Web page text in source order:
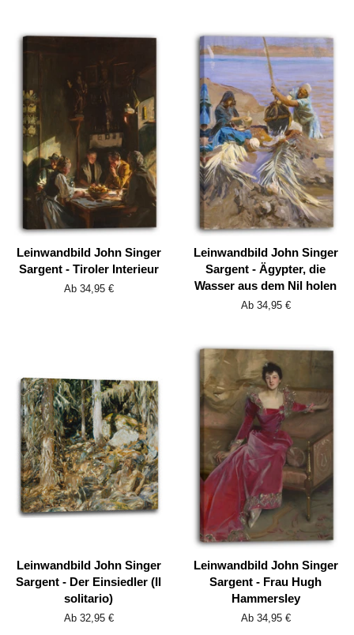
Leinwandbild John Singer
Sargent - Tiroler Interieur
Ab 34,95 €
Leinwandbild John Singer
Sargent - Ägypter, die
Wasser aus dem Nil holen
Ab 34,95 €
Leinwandbild John Singer
Sargent - Der Einsiedler (Il
solitario)
Ab 32,95 €
Leinwandbild John Singer
Sargent - Frau Hugh
Hammersley
Ab 34,95 €